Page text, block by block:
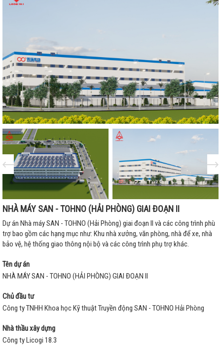
NHÀ MÁY SAN - TOHNO (HẢI PHÒNG) GIAI ĐOẠN II
Dự án Nhà máy SAN - TOHNO (Hải Phòng) giai đoạn II và các công trình phù
trợ bao gồm các hạng mục như: Khu nhà xưởng, văn phòng, nhà để xe, nhà
bảo vệ, hệ thống giao thông nội bộ và các công trình phụ trợ khác.
Tên dự án
NHÀ MÁY SAN - TOHNO (HẢI PHÒNG) GIAI ĐOẠN II
Chủ đầu tư
Công ty TNHH Khoa học Kỹ thuật Truyền động SAN - TOHNO Hải Phòng
Nhà thầu xây dựng
Công ty Licogi 18.3